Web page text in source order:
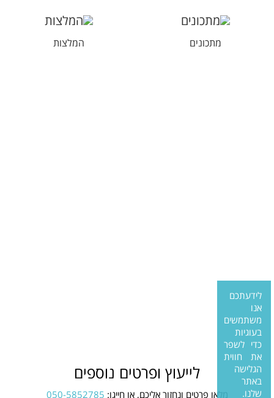
מתכונים המלצות
לייעוץ ופרטים נוספים
מלאו פרטים ונחזור אליכם, או חייגו: 050-5852785
לידעתכם
אנו
משתמשים
בעוגיות
כדי לשפר
את חווית
הגלישה
באתר
שלנו.